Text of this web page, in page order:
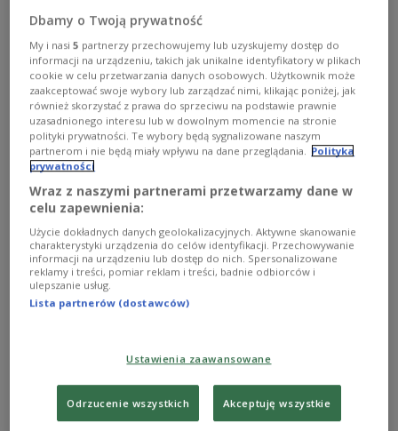
zdjęcie ilustracyjne Shutterstock
7 lipca br. w Tbilisi podpisana została nowa umowa
między Polską a Gruzją w sprawie eliminowania
podwójnego opodatkowania w zakresie podatków
od dochodu oraz zapobiegania uchylaniu się i
unikaniu opodatkowania wraz z protokołem –
poinformowało Ministerstwo Finansów w sobotę.
Khutsishvili, minister finansów Gruzji" – czytamy
w komunikacie MF.
Wspólne wysiłki
Dbamy o Twoją prywatność
My i nasi5 partnerzy przechowujemy lub uzyskujemy dostęp do
informacji na urządzeniu, takich jak unikalne identyfikatory w plikach
cookie w celu przetwarzania danych osobowych. Użytkownik może
zaakceptować swoje wybory lub zarządzać nimi, klikając poniżej, jak
również skorzystać z prawa do sprzeciwu na podstawie prawnie
uzasadnionego interesu lub w dowolnym momencie na stronie
polityki prywatności. Te wybory będą sygnalizowane naszym
partnerom i nie będą miały wpływu na dane przeglądania.
Polityka
prywatności
Wraz z naszymi partnerami przetwarzamy dane w
celu zapewnienia:
Użycie dokładnych danych geolokalizacyjnych. Aktywne skanowanie
charakterystyki urządzenia do celów identyfikacji. Przechowywanie
informacji na urządzeniu lub dostęp do nich. Spersonalizowane
reklamy i treści, pomiar reklam i treści, badnie odbiorców i
ulepszanie usług.
Lista partnerów (dostawców)
Ustawienia zaawansowane
Odrzucenie wszystkich Akceptuję wszystkie